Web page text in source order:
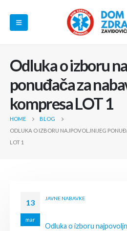
Odluka o izboru
ponuđača za
kompresa LOT 1
HOME
BLOG
ODLUKA O IZBORU NAJPOVOLJNIJEG
LOT 1
13
mar
JAVNE NABAVKE
Odluka o izboru